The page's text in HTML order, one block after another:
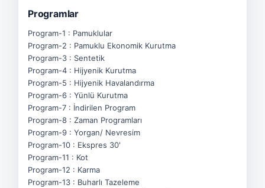
Programlar
Program-1 : Pamuklular
Program-2 : Pamuklu Ekonomik Kurutma
Program-3 : Sentetik
Program-4 : Hijyenik Kurutma
Program-5 : Hijyenik Havalandırma
Program-6 : Yünlü Kurutma
Program-7 : İndirilen Program
Program-8 : Zaman Programları
Program-9 : Yorgan/ Nevresim
Program-10 : Ekspres 30'
Program-11 : Kot
Program-12 : Karma
Program-13 : Buharlı Tazeleme